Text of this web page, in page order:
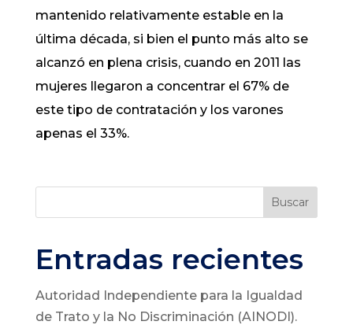
mantenido relativamente estable en la
última década, si bien el punto más alto se
alcanzó en plena crisis, cuando en 2011 las
mujeres llegaron a concentrar el 67% de
este tipo de contratación y los varones
apenas el 33%.
Buscar
Entradas recientes
Autoridad Independiente para la Igualdad
de Trato y la No Discriminación (AINODI).